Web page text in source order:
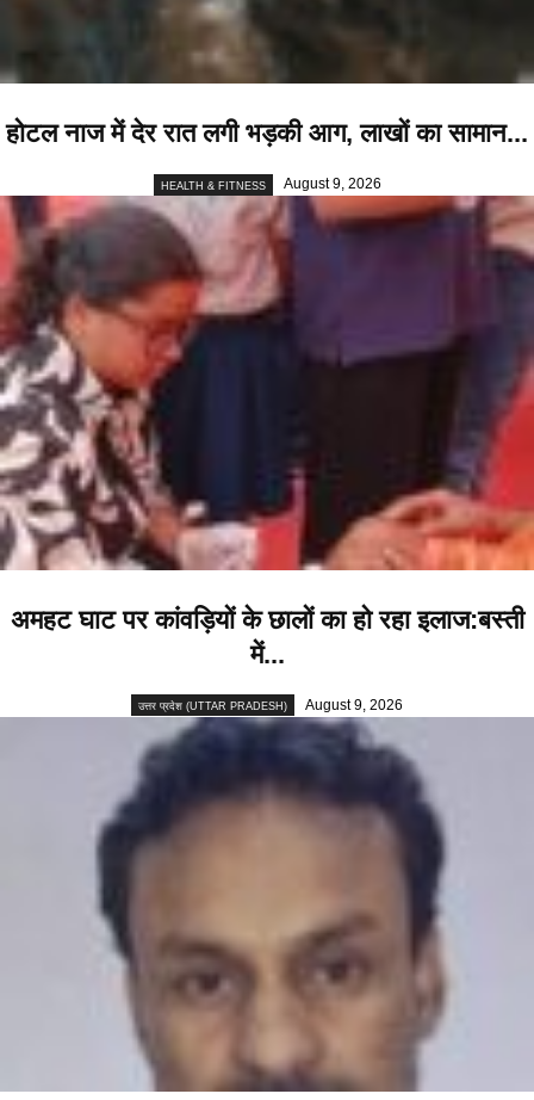
होटल नाज में देर रात लगी भड़की आग, लाखों का सामान...
HEALTH & FITNESS August 9, 2026
अमहट घाट पर कांवड़ियों के छालों का हो रहा इलाज:बस्ती
में...
उत्तर प्रदेश (UTTAR PRADESH) August 9, 2026